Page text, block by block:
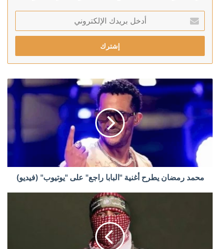
بريدك
الإلكتروني
محمد رمضان يطرح أغنية "البابا راجع" على "يوتيوب" (فيديو)